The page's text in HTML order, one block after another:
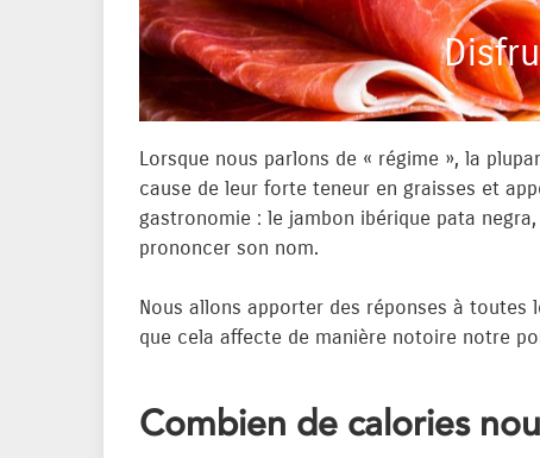
Lorsque nous parlons de « régime », la
cause de leur forte teneur en graisses et
gastronomie : le jambon ibérique pata
prononcer son nom.
Nous allons apporter des réponses à toutes
que cela affecte de manière notoire notre
Combien de calories